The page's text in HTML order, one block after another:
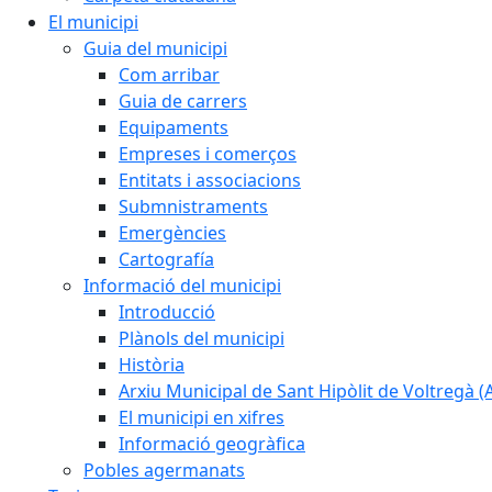
El municipi
Guia del municipi
Com arribar
Guia de carrers
Equipaments
Empreses i comerços
Entitats i associacions
Submnistraments
Emergències
Cartografía
Informació del municipi
Introducció
Plànols del municipi
Història
Arxiu Municipal de Sant Hipòlit de Voltregà
El municipi en xifres
Informació geogràfica
Pobles agermanats